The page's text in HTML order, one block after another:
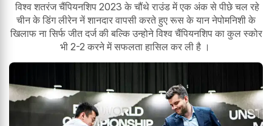
विश्व शतरंज चैंपियनशिप 2023 के चौंथे राउंड में एक अंक से पीछे चल रहे
चीन के डिंग लीरेन नें शानदार वापसी करते हुए रूस के यान नेपोमनिशी के
खिलाफ ना सिर्फ जीत दर्ज की बल्कि उन्होने विश्व चैंपियनशिप का कुल स्कोर
भी 2-2 करने में सफलता हासिल कर ली है ।